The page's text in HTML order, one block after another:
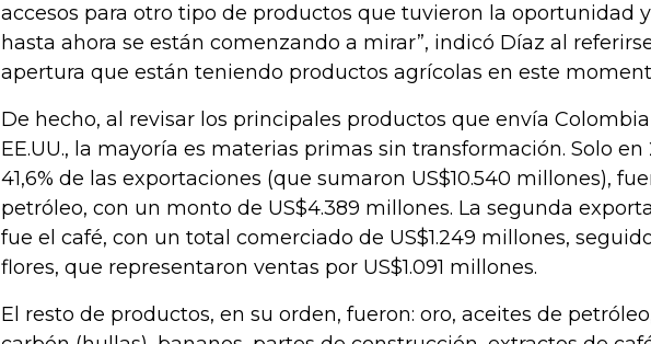
accesos para otro tipo de productos que tuvieron la oportunidad
hasta ahora se están comenzando a mirar”, indicó Díaz al
apertura que están teniendo productos agrícolas en este
De hecho, al revisar los principales productos que envía
EE.UU., la mayoría es materias primas sin transformación. Solo en
41,6% de las exportaciones (que sumaron US$10.540 millones),
petróleo, con un monto de US$4.389 millones. La segunda
fue el café, con un total comerciado de US$1.249 millones,
flores, que representaron ventas por US$1.091 millones.
El resto de productos, en su orden, fueron: oro, aceites de